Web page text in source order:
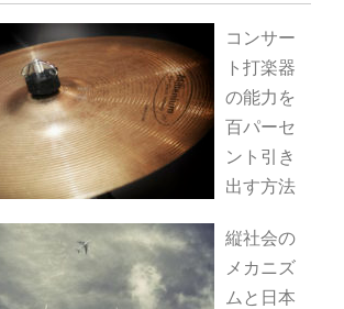
コンサー
ト打楽器
の能力を
百パーセ
ント引き
出す方法
縦社会の
メカニズ
ムと日本